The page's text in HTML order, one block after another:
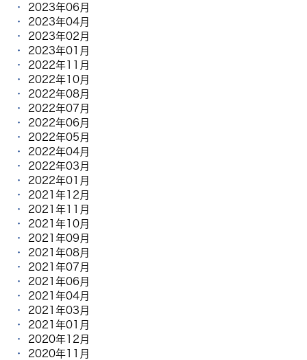
2023年06月
2023年04月
2023年02月
2023年01月
2022年11月
2022年10月
2022年08月
2022年07月
2022年06月
2022年05月
2022年04月
2022年03月
2022年01月
2021年12月
2021年11月
2021年10月
2021年09月
2021年08月
2021年07月
2021年06月
2021年04月
2021年03月
2021年01月
2020年12月
2020年11月